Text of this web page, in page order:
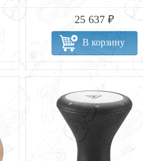
25 637 ₽
В корзину